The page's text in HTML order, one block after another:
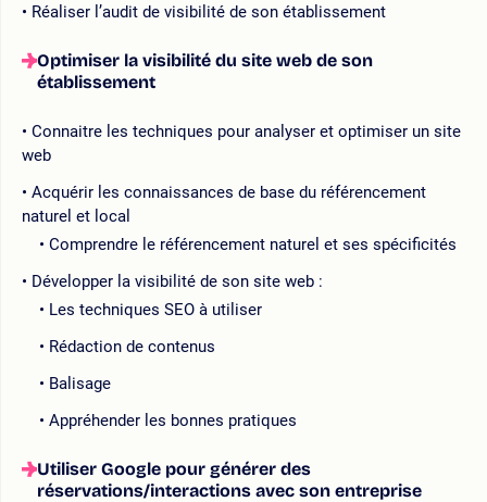
Réaliser l’audit de visibilité de son établissement
Optimiser la visibilité du site web de son
établissement
Connaitre les techniques pour analyser et optimiser un site
web
Acquérir les connaissances de base du référencement
naturel et local
Comprendre le référencement naturel et ses spécificités
Développer la visibilité de son site web :
Les techniques SEO à utiliser
Rédaction de contenus
Balisage
Appréhender les bonnes pratiques
Utiliser Google pour générer des
réservations/interactions avec son entreprise